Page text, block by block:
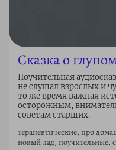
Сказка о
Поучительная
не слушал взрослых и
то же время важная
осторожным,
советам старших.
терапевтические, про
новый лад, поучительные,